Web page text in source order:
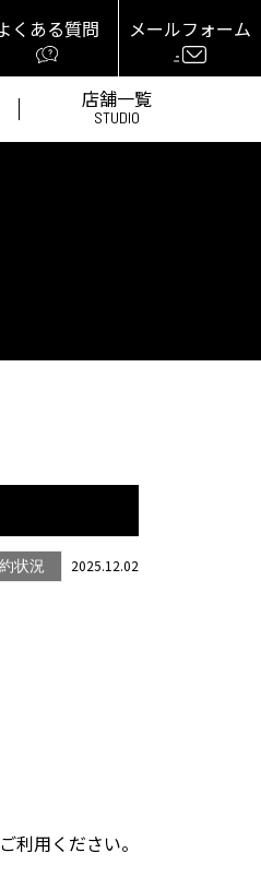
くある質問 メールフォーム
店舗一覧
STUDIO
状況 2025.12.02
用ください。